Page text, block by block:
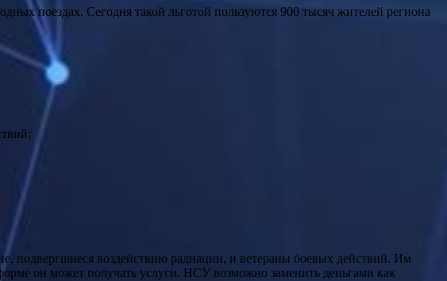
поездах. Сегодня такой льготой пользуются 900 тысяч жителей региона
подвергшиеся воздействию радиации, и ветераны боевых действий. Им
он может получать услуги. НСУ возможно заменить деньгами как